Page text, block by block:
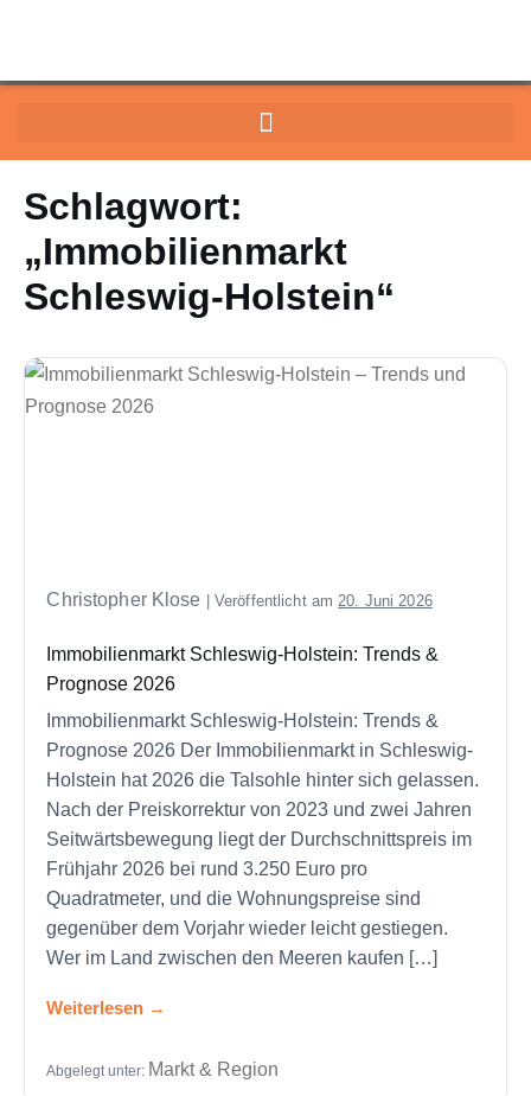
Schlagwort:
„Immobilienmarkt
Schleswig-Holstein“
Immobilienmarkt Schleswig-Holstein: Trends &
Prognose 2026
Christopher Klose Veröffentlicht am 20. Juni 2026
Immobilienmarkt Schleswig-Holstein: Trends &
Prognose 2026 Der Immobilienmarkt in Schleswig-
Holstein hat 2026 die Talsohle hinter sich gelassen.
Nach der Preiskorrektur von 2023 und zwei Jahren
Seitwärtsbewegung liegt der Durchschnittspreis im
Frühjahr 2026 bei rund 3.250 Euro pro
Quadratmeter, und die Wohnungspreise sind
gegenüber dem Vorjahr wieder leicht gestiegen.
Wer im Land zwischen den Meeren kaufen […]
Weiterlesen
Abgelegt unter: Markt & Region